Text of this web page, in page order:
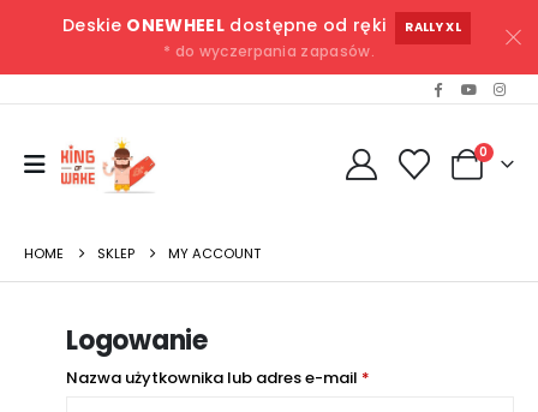
Deskie ONEWHEELdostępne od ręki RALLY XL
* do wyczerpania zapasów.
0
HOME SKLEP MY ACCOUNT
Logowanie
Nazwa użytkownika lub adres e-mail *